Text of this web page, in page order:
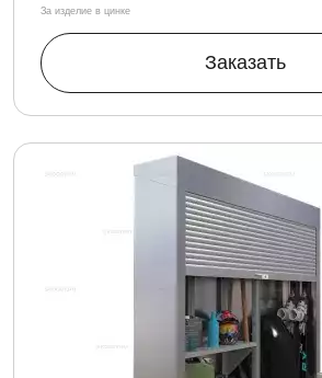
За изделие в цинке
Заказать